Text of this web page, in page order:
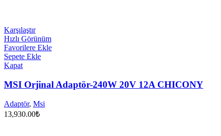
Karşılaştır
Hızlı Görünüm
Favorilere Ekle
Sepete Ekle
Kapat
MSI Orjinal Adaptör-240W 20V 12A CHICONY
Adaptör, Msi
13,930.00₺